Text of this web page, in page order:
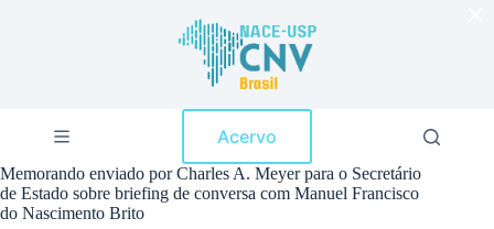
a
o
c
Acervo
Memorando enviado por Charles A. Meyer para o Secretário
de Estado sobre briefing de conversa com Manuel Francisco
do Nascimento Brito